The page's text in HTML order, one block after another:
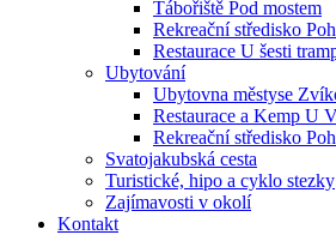
Tábořiště Pod mostem
Rekreační středisko
Restaurace U šesti
Ubytování
Ubytovna městyse
Restaurace a Kemp U
Rekreační středisko
Svatojakubská cesta
Turistické, hipo a cyklo stezky
Zajímavosti v okolí
Kontakt